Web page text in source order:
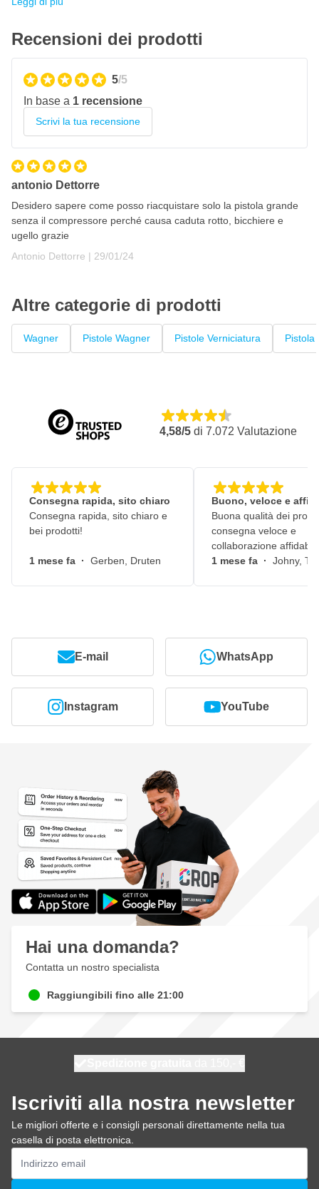
Recensioni dei prodotti
5/5
In base a 1 recensione
Scrivi la tua recensione
antonio Dettorre
Desidero sapere come posso riacquistare solo la pistola grande
senza il compressore perché causa caduta rotto, bicchiere e
ugello grazie
Antonio Dettorre | 29 gennaio 2024
29/01/24
Altre categorie di prodotti
Wagner Pistole Wagner Pistole Verniciatura Pistola
4,58/5 di 7.072 Valutazione
Consegna rapida, sito chiaro
Consegna rapida, sito chiaro e
bei prodotti!
1 mese fa · Gerben, Druten
Buono, veloce e
Buona qualità dei
consegna veloce e
collaborazione
1 mese fa · Johny,
E-mail WhatsApp
Instagram YouTube
Hai una domanda?
Contatta un nostro specialista
Raggiungibili fino alle 21:00
Iscriviti alla nostra newsletter
Le migliori offerte e i consigli personali direttamente nella tua
casella di posta elettronica.
Indirizzo email